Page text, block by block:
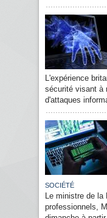
L'expérience
sécurité visant à
d'attaques
SOCIÉTÉ
Le ministre de la
professionnels,